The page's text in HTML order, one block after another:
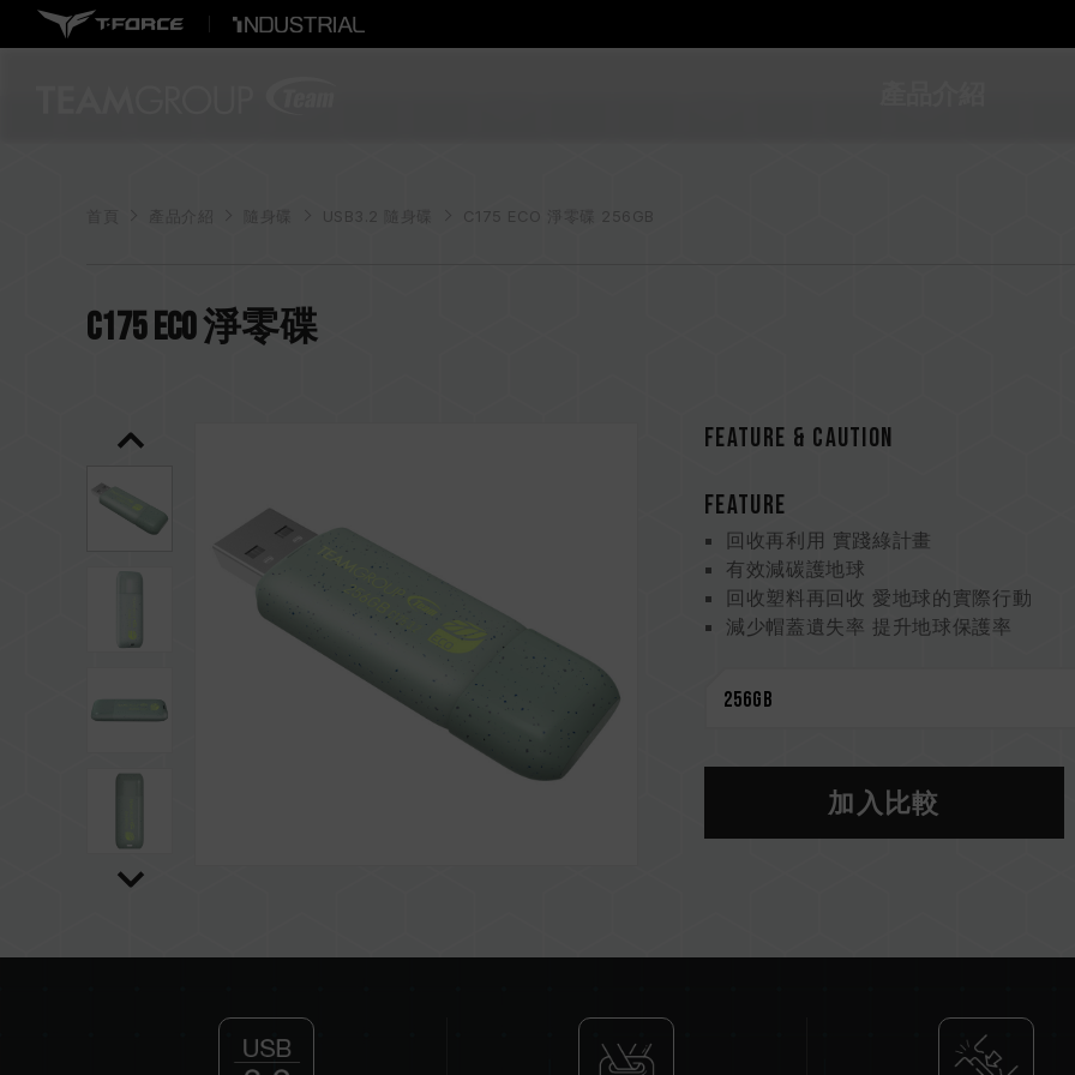
產品介紹 USB3.2 隨身碟 C175 ECO 淨零碟 256GB
C175 ECO 淨零碟
FEATURE & CAUTION
FEATURE
回收再利用 實踐綠計畫
有效減碳護地球
回收塑料再回收 愛地球的實際行動
減少帽蓋遺失率 提升地球保護率
加入比較